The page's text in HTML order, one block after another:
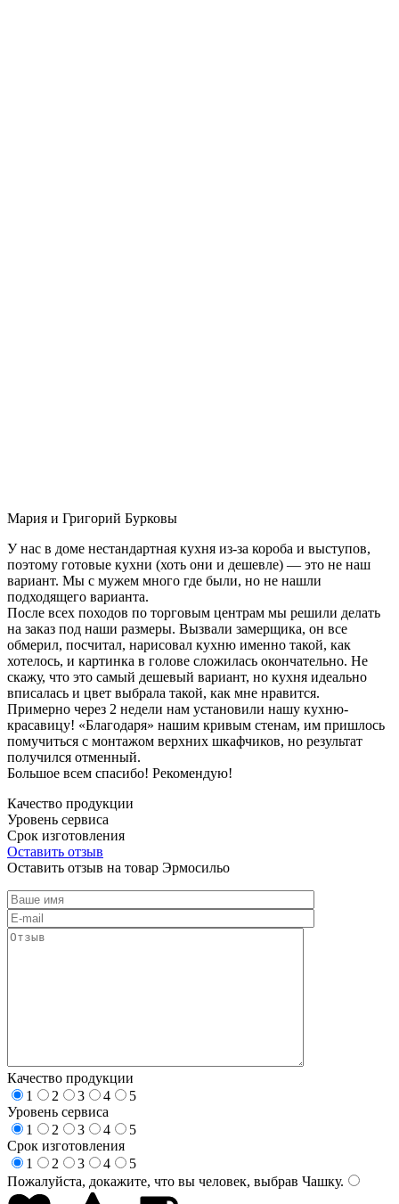
Мария и Григорий Бурковы
У нас в доме нестандартная кухня из-за короба и выступов,
поэтому готовые кухни (хоть они и дешевле) — это не наш
вариант. Мы с мужем много где были, но не нашли
подходящего варианта.
После всех походов по торговым центрам мы решили делать
на заказ под наши размеры. Вызвали замерщика, он все
обмерил, посчитал, нарисовал кухню именно такой, как
хотелось, и картинка в голове сложилась окончательно. Не
скажу, что это самый дешевый вариант, но кухня идеально
вписалась и цвет выбрала такой, как мне нравится.
Примерно через 2 недели нам установили нашу кухню-
красавицу! «Благодаря» нашим кривым стенам, им пришлось
помучиться с монтажом верхних шкафчиков, но результат
получился отменный.
Большое всем спасибо! Рекомендую!
Качество продукции
Уровень сервиса
Срок изготовления
Оставить отзыв
Оставить отзыв на товар Эрмосильо
Качество продукции
1
2 3 4
5
Уровень сервиса
1
2 3 4
5
Срок изготовления
1
2 3 4
5
Пожалуйста, докажите, что вы человек, выбрав Чашку.